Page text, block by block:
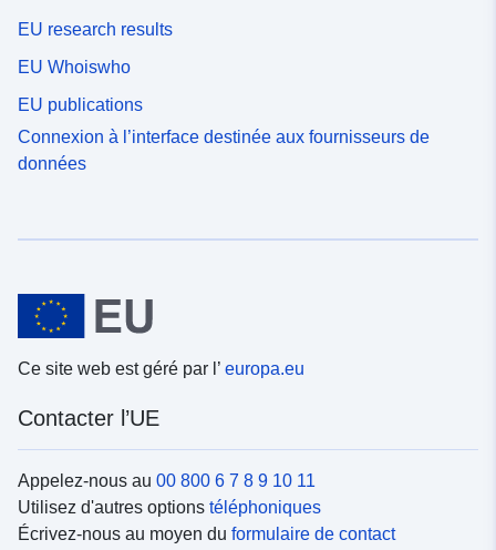
EU research results
EU Whoiswho
EU publications
Connexion à l’interface destinée aux fournisseurs de
données
Ce site web est géré par l’ europa.eu
Contacter l’UE
Appelez-nous au 00 800 6 7 8 9 10 11
Utilisez d'autres options téléphoniques
Écrivez-nous au moyen du formulaire de contact